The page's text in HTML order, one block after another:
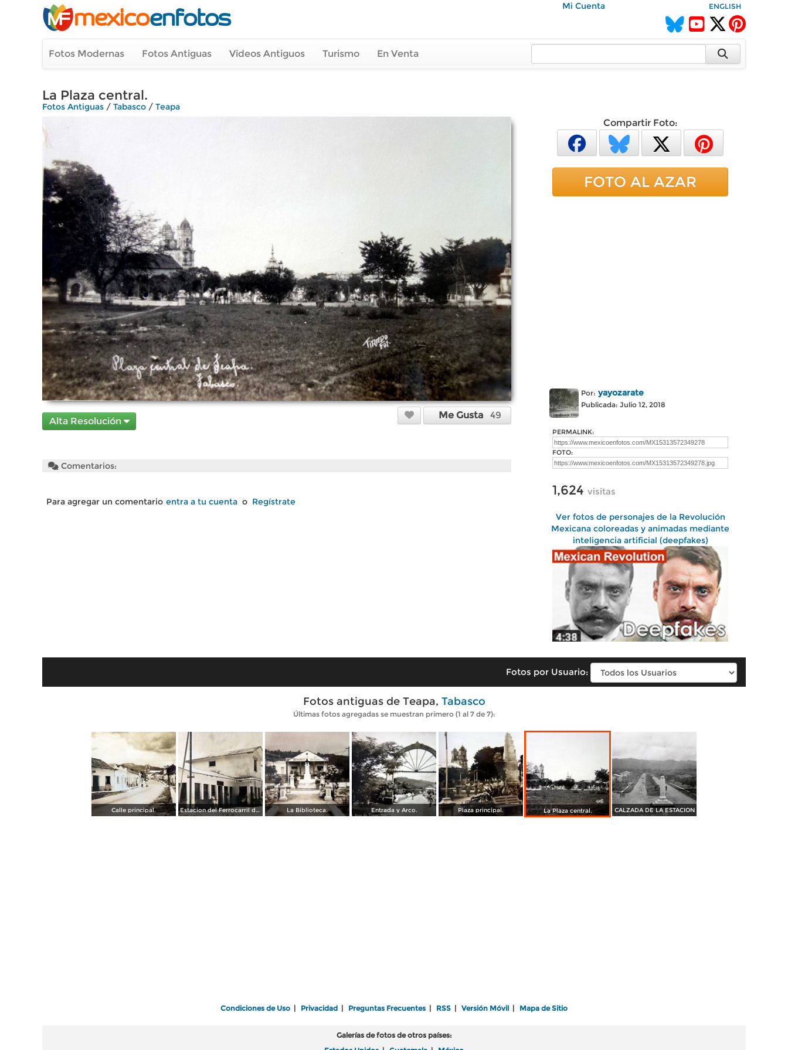
Mi Cuenta ENGLISH
Fotos Modernas Fotos Antiguas Videos Antiguos Turismo En Venta
La Plaza central.
Fotos Antiguas / Tabasco / Teapa
Alta Resolución
Me Gusta 49
Comentarios:
Para agregar un comentario entra a tu cuenta o Regístrate
Compartir Foto:
FOTO AL AZAR
Por: yayozarate
Publicada: Julio 12, 2018
PERMALINK:
FOTO:
1,624 visitas
Ver fotos de personajes de la Revolución
Mexicana coloreadas y animadas mediante
inteligencia artificial (deepfakes)
Fotos por Usuario:
Fotos antiguas de Teapa, Tabasco
Últimas fotos agregadas se muestran primero (1 al 7 de 7):
Calle principal. Estacion del Ferrocarril del Sureste . La Biblioteca. Entrada y Arco. Plaza principal. La Plaza central. CALZADA DE LA ESTACION
Condiciones de Uso Privacidad Preguntas Frecuentes RSS Versión Móvil Mapa de Sitio
Galerías de fotos de otros países: